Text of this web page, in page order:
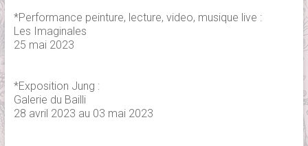
*Performance peinture, lecture, video, musique live :
Les Imaginales
25 mai 2023
*Exposition Jung :
Galerie du Bailli
28 avril 2023 au 03 mai 2023